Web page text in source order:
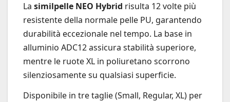
La similpelle NEO Hybrid risulta 12 volte più
resistente della normale pelle PU, garantendo
durabilità eccezionale nel tempo. La base in
alluminio ADC12 assicura stabilità superiore,
mentre le ruote XL in poliuretano scorrono
silenziosamente su qualsiasi superficie.
Disponibile in tre taglie (Small, Regular, XL) per